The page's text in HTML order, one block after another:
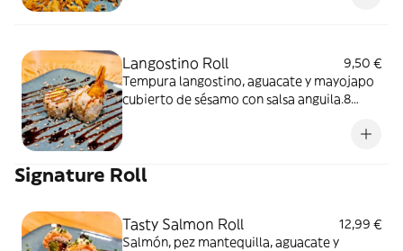
Langostino Roll
9,50 €
Tempura langostino, aguacate y mayojapo
cubierto de sésamo con salsa anguila.8
Signature Roll
Tasty Salmon Roll
12,99 €
Salmón, pez mantequilla, aguacate y